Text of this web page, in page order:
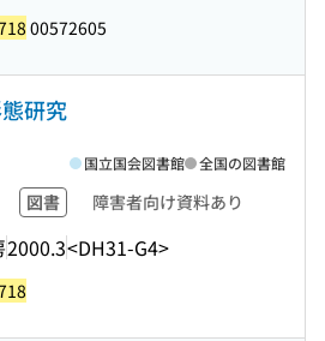
00572605
研究
図書 障害者向け資料あり
2000.3<DH31-G4>
国立国会図書館 全国の図書館